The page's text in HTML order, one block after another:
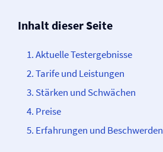
Inhalt dieser Seite
Aktuelle Testergebnisse
Tarife und Leistungen
Stärken und Schwächen
Preise
Erfahrungen und Beschwerden